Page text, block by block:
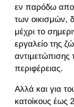
εν παρόδω
των οικισμών,
μέχρι το
εργαλείο της
αντιμετώπισης
περιφέρειας.
Αλλά και για
κατοίκους έως